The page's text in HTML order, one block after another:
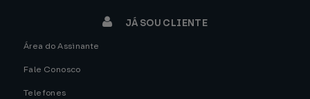
JÁ SOU CLIENTE
Área do Assinante
Fale Conosco
Telefones